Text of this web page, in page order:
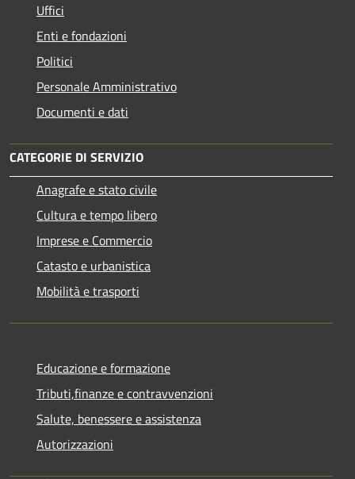
Uffici
Enti e fondazioni
Politici
Personale Amministrativo
Documenti e dati
CATEGORIE DI SERVIZIO
Anagrafe e stato civile
Cultura e tempo libero
Imprese e Commercio
Catasto e urbanistica
Mobilità e trasporti
Educazione e formazione
Tributi,finanze e contravvenzioni
Salute, benessere e assistenza
Autorizzazioni